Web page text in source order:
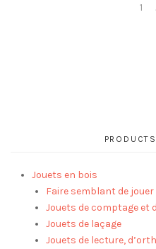
1
Jouets en bois
Faire semblant de
Jouets de comptage et
Jouets de laçage
Jouets de lecture,